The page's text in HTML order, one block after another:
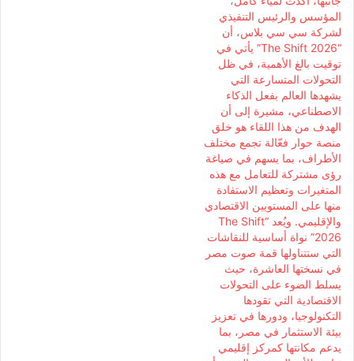
المؤسس والرئيس التنفيذي
لشركة سي سي بلاس، أن
“The Shift 2026” يأتي في
توقيت بالغ الأهمية، في ظل
التحولات المتسارعة التي
يشهدها العالم بفعل الذكاء
الاصطناعي، مشيرة إلى أن
الهدف من هذا اللقاء هو خلق
منصة حوار فعّالة تجمع مختلف
الأطراف، بما يسهم في صياغة
رؤى مشتركة للتعامل مع هذه
المتغيرات وتعظيم الاستفادة
منها على المستويين الاقتصادي
والإقليمي. ويُعد “The Shift
2026” نواة أساسية للنقاشات
التي ستتناولها قمة صوت مصر
في نسختها العاشرة، حيث
يسلط الضوء على التحولات
الاقتصادية التي تقودها
التكنولوجيا، ودورها في تعزيز
بيئة الاستثمار في مصر، بما
يدعم مكانتها كمركز إقليمي